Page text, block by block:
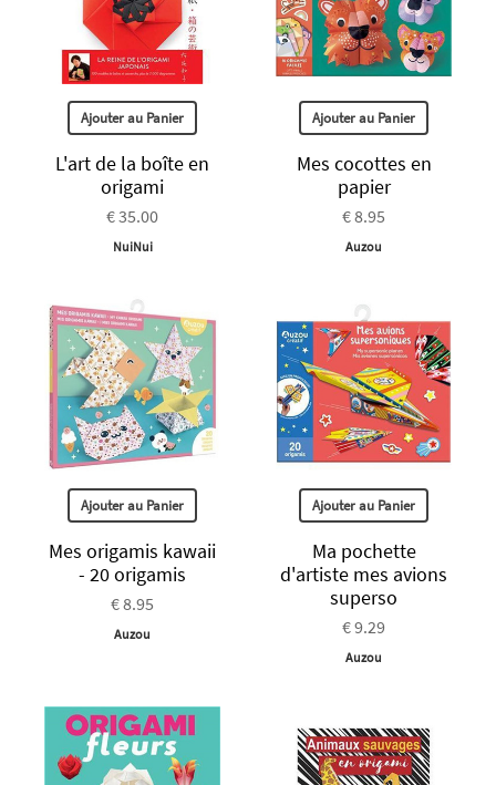
Ajouter au Panier
L'art de la boîte en
origami
€ 35.00
NuiNui
Ajouter au Panier
Mes cocottes en
papier
€ 8.95
Auzou
Ajouter au Panier
Mes origamis kawaii
- 20 origamis
€ 8.95
Auzou
Ajouter au Panier
Ma pochette
d'artiste mes avions
superso
€ 9.29
Auzou